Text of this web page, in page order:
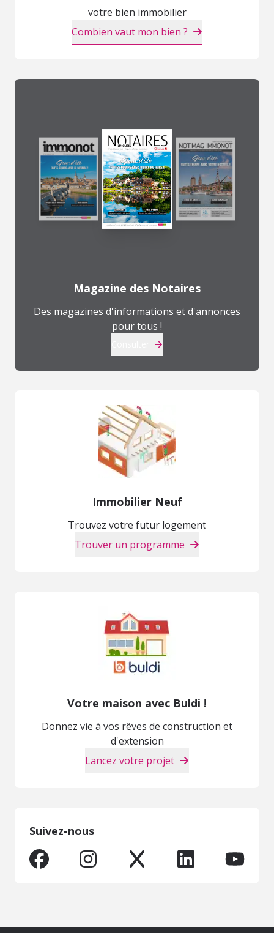
votre bien immobilier
Combien vaut mon bien ?
Magazine des Notaires
Des magazines d'informations et d'annonces
pour tous !
Immobilier Neuf
Trouvez votre futur logement
Trouver un programme
Votre maison avec Buldi !
Donnez vie à vos rêves de construction et
d'extension
Lancez votre projet
Suivez-nous